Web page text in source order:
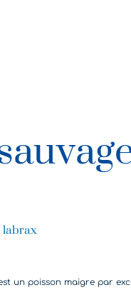
labrax
un poisson maigre par